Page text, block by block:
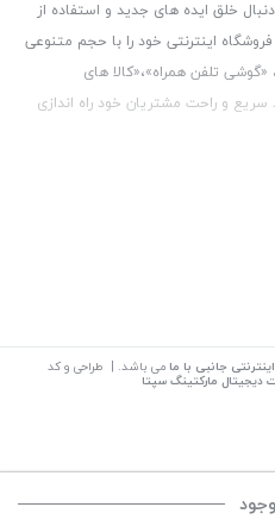
خلق ایده های جدید و استفاده از
فروشگاه اینترنتی خود را با حجم متنوعی
«گوشی تلفن همراه»،«کالا های
و راحت مشتریان خود راه اندازی
با کیفیت و با حداقل قیمت
جانبی با ما می باشد. | طراحی و کد
دیجیتال مارکتینگ سپتا